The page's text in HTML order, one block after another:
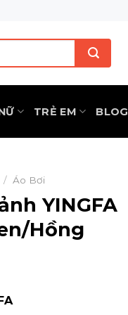
TRẺ EM BLOG
/ Áo Bơi
YINGFA
Hồng